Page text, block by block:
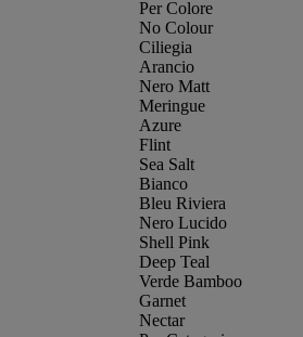
Per Colore
No Colour
Ciliegia
Arancio
Nero Matt
Meringue
Azure
Flint
Sea Salt
Bianco
Bleu Riviera
Nero Lucido
Shell Pink
Deep Teal
Verde Bamboo
Garnet
Nectar